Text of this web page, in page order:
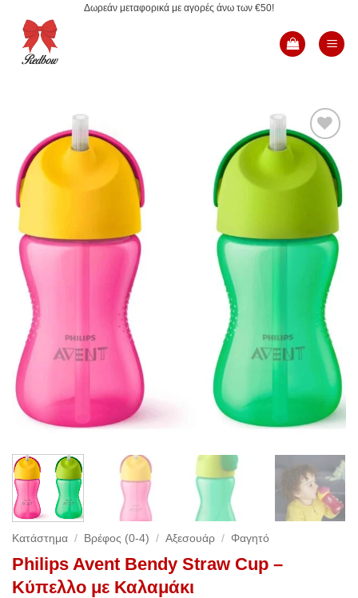
περιεχόμενο
Δωρεάν μεταφορικά με αγορές άνω των €50!
Add to
Wishlist
Κατάστημα / Βρέφος (0-4) / Αξεσουάρ / Φαγητό
Philips Avent Bendy Straw Cup –
Κύπελλο με Καλαμάκι